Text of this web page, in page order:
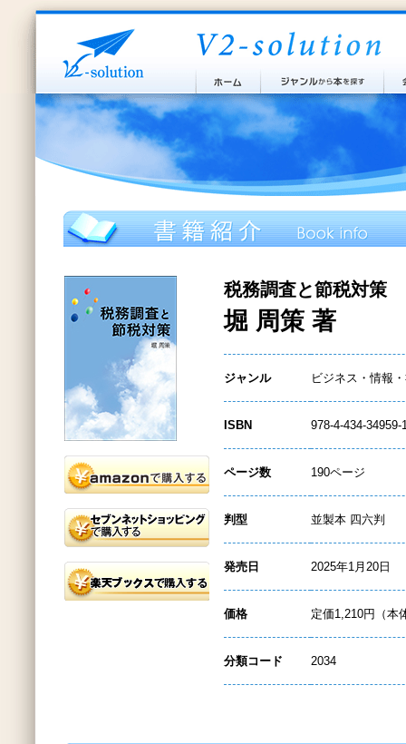
税務調査と節税対策
堀 周策 著
ジャンル ビジネス・情報
ISBN 978-4-434-34959-
ページ数 190ページ
判型 並製本 四六判
発売日 2025年1月20日
価格 定価1,210円（本
分類コード 2034